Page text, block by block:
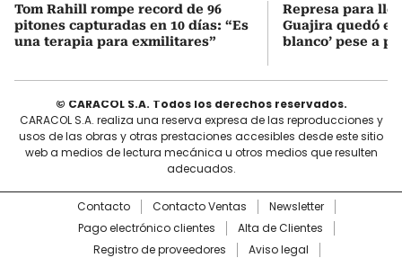
Tom Rahill rompe record de 96
pitones capturadas en 10 días: “Es
una terapia para exmilitares”
Represa para
Guajira quedó en
blanco’ pese a
© CARACOL S.A. Todos los derechos reservados.
CARACOL S.A. realiza una reserva expresa de las reproducciones y
usos de las obras y otras prestaciones accesibles desde este sitio
web a medios de lectura mecánica u otros medios que resulten
adecuados.
Contacto Contacto Ventas
Newsletter
Pago electrónico clientes
Alta de Clientes
Registro de proveedores
Aviso legal